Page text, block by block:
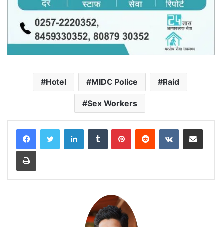
Hotel MIDC Police Raid
Sex Workers
LinkedInTumblr PinterestReddit VKontakteShare via Email
Print